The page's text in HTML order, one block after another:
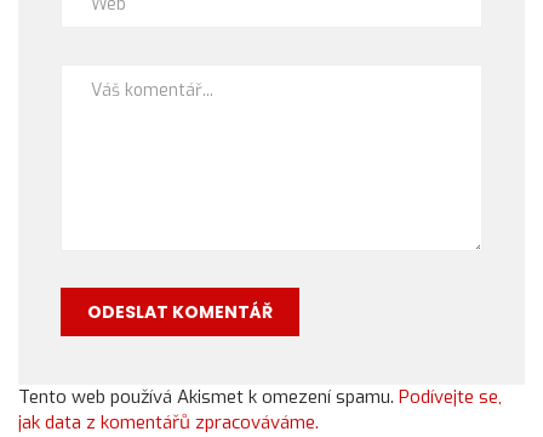
Tento web používá Akismet k omezení spamu. Podívejte se,
jak data z komentářů zpracováváme.